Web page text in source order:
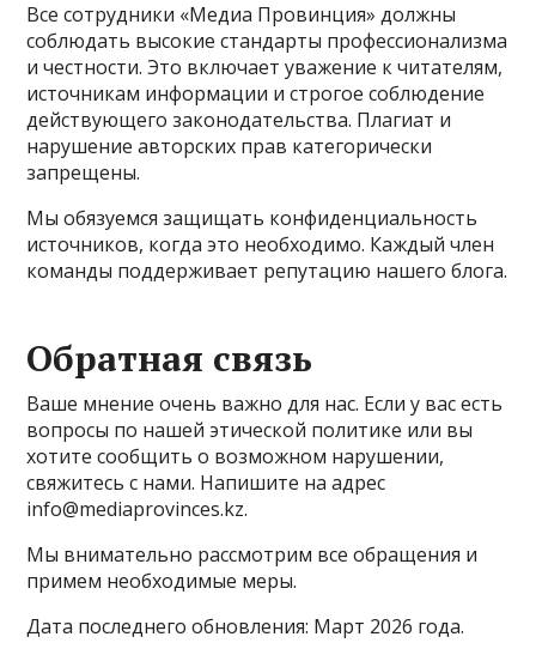
Все сотрудники «Медиа Провинция» должны
соблюдать высокие стандарты профессионализма
и честности. Это включает уважение к читателям,
источникам информации и строгое соблюдение
действующего законодательства. Плагиат и
нарушение авторских прав категорически
запрещены.
Мы обязуемся защищать конфиденциальность
источников, когда это необходимо. Каждый член
команды поддерживает репутацию нашего блога.
Обратная связь
Ваше мнение очень важно для нас. Если у вас есть
вопросы по нашей этической политике или вы
хотите сообщить о возможном нарушении,
свяжитесь с нами. Напишите на адрес
info@mediaprovinces.kz.
Мы внимательно рассмотрим все обращения и
примем необходимые меры.
Дата последнего обновления: Март 2026 года.